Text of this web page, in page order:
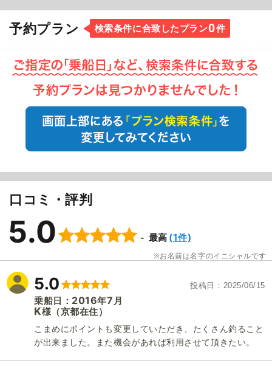
予約プラン 検索条件に合致したプラン0件
口コミ・評判
5.0 最高 (1件)
お名前は名字のイニシャルです
5.0 投稿日 2025/06/15
乗船日： 2016年7 月
K様 （京都在住）
こまめにポイントも変更していただき、たくさん釣ること
が出来ました。また機会があれば利用させて頂きたい。